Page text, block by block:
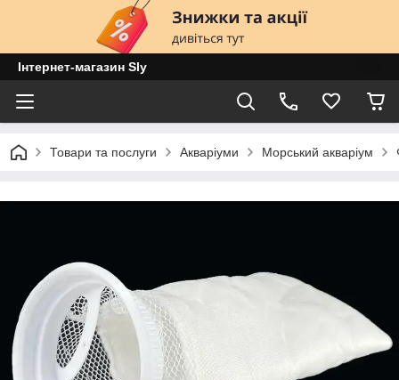
Інтернет-магазин Sly
Товари та послуги Акваріуми Морський акваріум